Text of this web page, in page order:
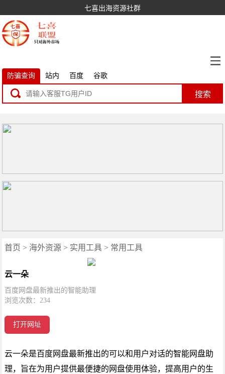
七喜出海资源社群
防骗查询 站内 百度 谷歌
搜索
首页 > 海外资源 > 实用工具 > 常用工具
云一朵
百度网盘最新推出的智能助理
浏览次数：234
打开网址
云一朵是百度网盘最新推出的可以和用户对话的智能网盘助
理，旨在为用户提供最便捷的网盘使用体验，提高用户的生